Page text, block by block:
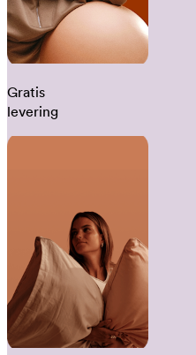
Gratis
levering